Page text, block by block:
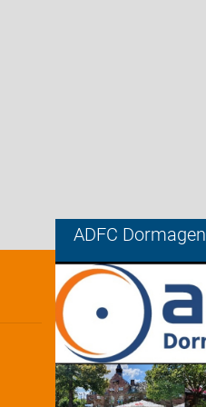
ADFC Dormagen